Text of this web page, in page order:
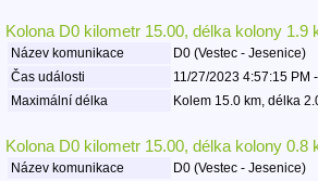
Kolona D0 kilometr 15.00, délka kolony 1.9
Název komunikace D0 (Vestec - Jesenice)
Čas události
11/27/2023 4:57:15 PM
Maximální délka
Kolem 15.0 km, délka
Kolona D0 kilometr 15.00, délka kolony 0.8
Název komunikace D0 (Vestec - Jesenice)